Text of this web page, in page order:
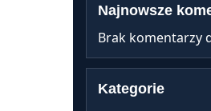
Najnowsze
Brak komentarzy
Kategorie